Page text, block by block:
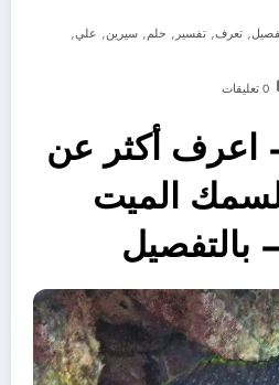
, تعرف, تفسير , حلم, سيرين, علي,
0 تعليقات
أكثر عن
الميت
بالتفصيل